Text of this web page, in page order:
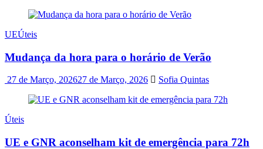
UEÚteis
Mudança da hora para o horário de Verão
27 de Março, 202627 de Março, 2026 Sofia Quintas
Úteis
UE e GNR aconselham kit de emergência para 72h